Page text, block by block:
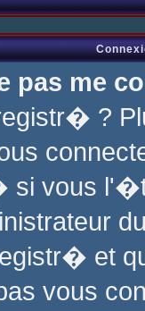
pas me
?
si vous
et
vous